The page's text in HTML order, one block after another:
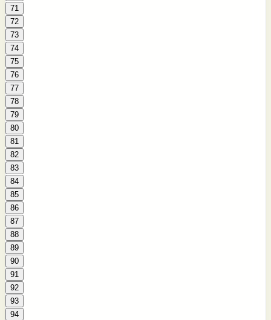
71
72
73
74
75
76
77
78
79
80
81
82
83
84
85
86
87
88
89
90
91
92
93
94